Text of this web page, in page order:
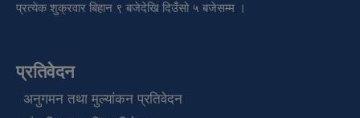
प्रत्येक शुक्रवार बिहान ९ बजेदेखि दिउँसो ५ बजेसम्म ।
प्रतिवेदन
अनुगमन तथा मुल्यांकन प्रतिवेदन